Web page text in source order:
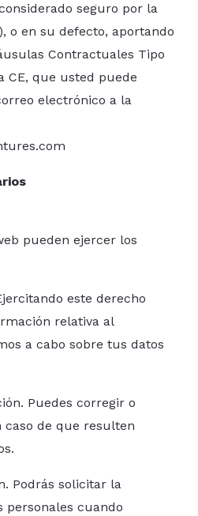
seguro por la
o en su defecto, aportando
Contractuales Tipo
CE, que usted puede
electrónico a la
pueden ejercer los
este derecho
relativa al
a cabo sobre tus datos
Puedes corregir o
de que resulten
Podrás solicitar la
personales cuando